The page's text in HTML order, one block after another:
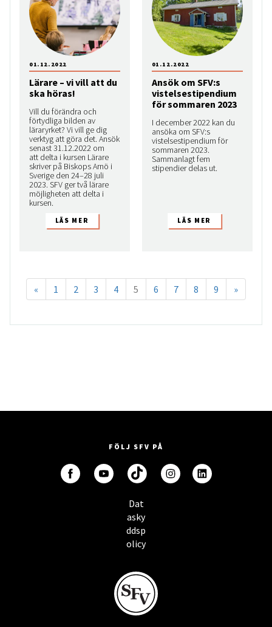
Lärare – vi vill att du
ska höras!
Vill du förändra och
förtydliga bilden av
läraryrket? Vi vill ge dig
verktyg att göra det. Ansök
senast 31.12.2022 om
att delta i kursen Lärare
skriver på Biskops Arnö i
Sverige den 24–28 juli
2023. SFV ger två lärare
möjligheten att delta i
kursen.
01.12.2022
Ansök om SFV:s
vistelsestipendium
för sommaren 2023
I december 2022 kan du
ansöka om SFV:s
vistelsestipendium för
sommaren 2023.
Sammanlagt fem
stipendier delas ut.
01.12.2022
« 1 2 3 4 5 6 7 8 9 »
FÖLJ SFV PÅ
Dat
asky
ddsp
olicy